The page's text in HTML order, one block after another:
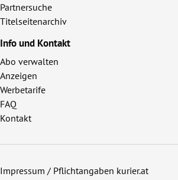
Partnersuche
Titelseitenarchiv
Info und Kontakt
Abo verwalten
Anzeigen
Werbetarife
FAQ
Kontakt
Impressum / Pflichtangaben kurier.at